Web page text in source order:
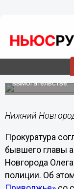
защиты
Полиция
заявлению
вымогательстве.
Нижний
Прокуратура
бывшего главы
Новгорода
полиции. Об